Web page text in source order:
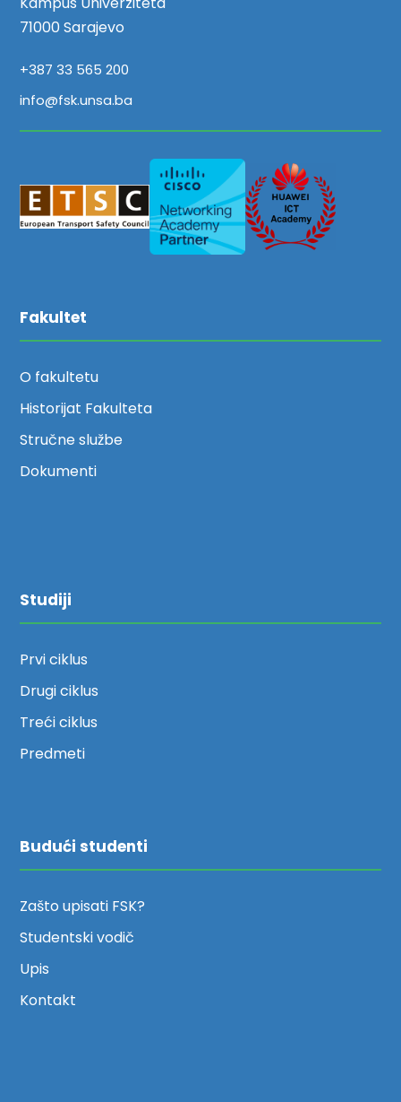
71000 Sarajevo
+387 33 565 200
info@fsk.unsa.ba
Fakultet
O fakultetu
Historijat Fakulteta
Stručne službe
Dokumenti
Studiji
Prvi ciklus
Drugi ciklus
Treći ciklus
Predmeti
Budući studenti
Zašto upisati FSK?
Studentski vodič
Upis
Kontakt